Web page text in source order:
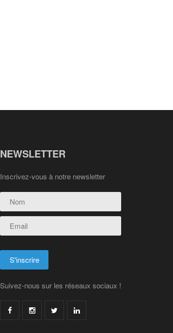
NEWSLETTER
Inscrivez-vous à notre newsletter
Suivez-nous sur les réseaux sociaux !